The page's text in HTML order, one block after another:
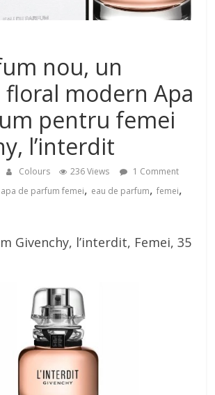
dezvoltat, cu Flexor Fitness-
pentru tonifiere muschi
nou, un
modern Apa
pentru femei
l’interdit
Colours 236 Views
1 Comment
apa de parfum femei, eau de parfum,femei,
Givenchy, l’interdit, Femei, 35